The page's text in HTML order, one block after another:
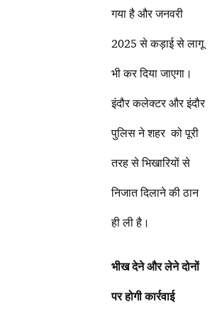
गया है और जनवरी
2025 से कड़ाई से लागू
भी कर दिया जाएगा।
इंदौर कलेक्टर और इंदौर
पुलिस ने शहर को पूरी
तरह से भिखारियों से
निजात दिलाने की ठान
ही ली है।
भीख देने और लेने दोनों
पर होगी कार्रवाई